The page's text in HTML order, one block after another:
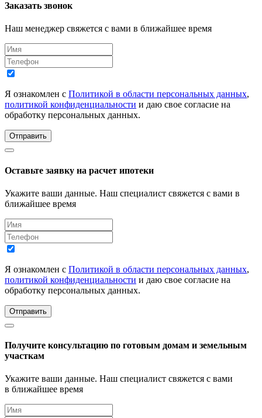
Заказать звонок
Наш менеджер свяжется с вами в ближайшее время
Я ознакомлен с Политикой в области персональных данных,
политикой конфиденциальности и даю свое согласие на
обработку персональных данных.
Отправить
Оставьте заявку на расчет ипотеки
Укажите ваши данные. Наш специалист свяжется с вами в
ближайшее время
Я ознакомлен с Политикой в области персональных данных,
политикой конфиденциальности и даю свое согласие на
обработку персональных данных.
Отправить
Получите консультацию по готовым домам и земельным
участкам
Укажите ваши данные. Наш специалист свяжется с вами
в ближайшее время